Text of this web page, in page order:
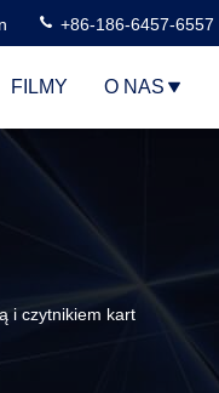
+86-186-6457-6557
FILMY O NAS
i czytnikiem kart